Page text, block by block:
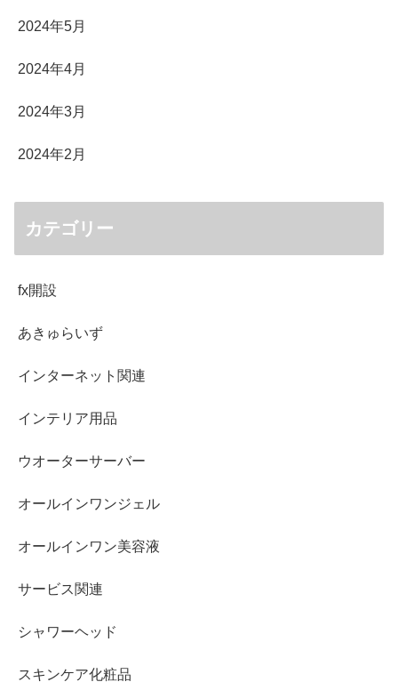
2024年5月
2024年4月
2024年3月
2024年2月
カテゴリー
fx開設
あきゅらいず
インターネット関連
インテリア用品
ウオーターサーバー
オールインワンジェル
オールインワン美容液
サービス関連
シャワーヘッド
スキンケア化粧品